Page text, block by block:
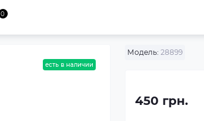
0
есть в наличии
Модель: 28899
450 грн.